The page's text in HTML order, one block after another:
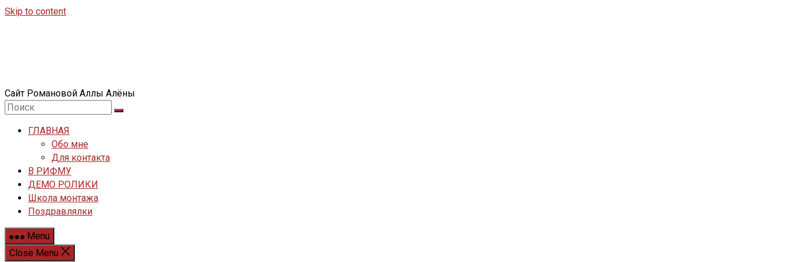
Skip to content
Сайт Романовой Аллы Алёны
ГЛАВНАЯ
Обо мне
Для контакта
В РИФМУ
ДЕМО РОЛИКИ
Школа монтажа
Поздравлялки
Menu
Close Menu